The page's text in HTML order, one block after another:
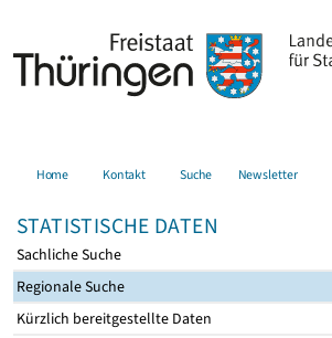
Home Kontakt Suche Newsletter
STATISTISCHE DATEN
Sachliche Suche
Regionale Suche
Kürzlich bereitgestellte Daten